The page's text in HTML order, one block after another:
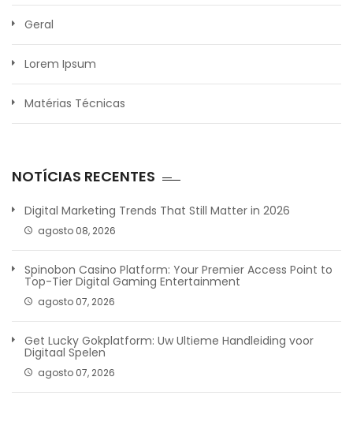
Geral
Lorem Ipsum
Matérias Técnicas
NOTÍCIAS RECENTES
Digital Marketing Trends That Still Matter in 2026
agosto 08, 2026
Spinobon Casino Platform: Your Premier Access Point to
Top-Tier Digital Gaming Entertainment
agosto 07, 2026
Get Lucky Gokplatform: Uw Ultieme Handleiding voor
Digitaal Spelen
agosto 07, 2026